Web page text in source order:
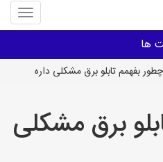
منوی
سایت
ها
ساختمان
چطور بفهمم تابلو برق مشکلی داره
برق مشکلی